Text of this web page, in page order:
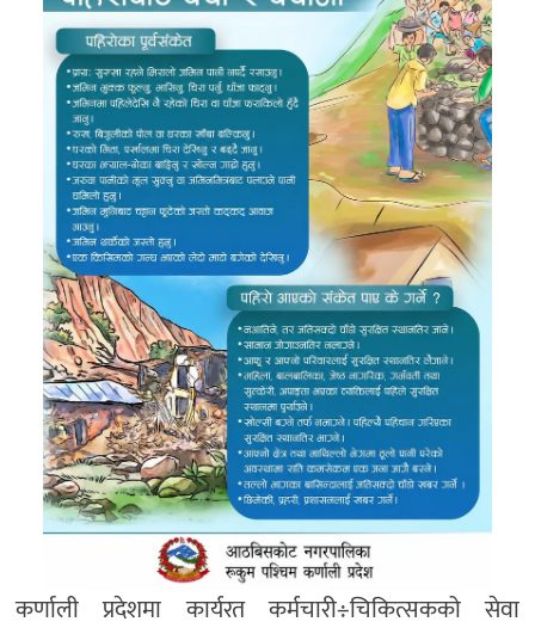
कर्णाली प्रदेशमा कार्यरत कर्मचारी÷चिकित्सकको सेवा